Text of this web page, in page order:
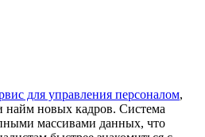
для управления персоналом,
найм новых кадров. Система
массивами данных, что